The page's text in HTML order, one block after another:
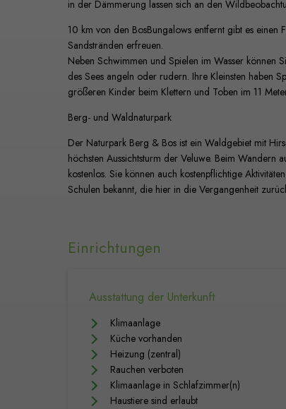
in der Dämmerung lassen sich an den
10 km von den BosBungalows entfernt gibt es einen
Sandstränden erfreuen.
Neben Schwimmen und Spielen im Wasser können
des Sees angeln oder rudern. Ihre Kleinsten haben
größeren Kinder beim Klettern und Toben im 11
Berg- und Waldnaturpark
Der Naturpark Berg & Bos ist ein Waldgebiet mit
höchsten Aussichtsturm der Veluwe. Beim
kostenlos. Sie können auch kostenpflichtige
Schulen bekannt, die hier in die Vergangenheit
Einrichtungen
Ausstattung der Unterkunft
Klimaanlage
Küche vorhanden
Heizung (zentral)
Rauchen verboten
Klimaanlage in Schlafzimmer(n)
Haustiere sind erlaubt